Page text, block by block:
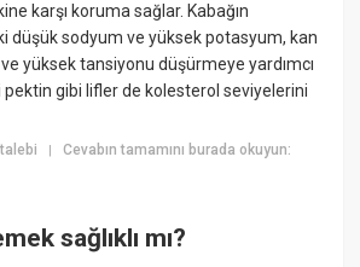
karşı koruma sağlar. Kabağın
düşük sodyum ve yüksek potasyum, kan
ve yüksek tansiyonu düşürmeye yardımcı
pektin gibi lifler de kolesterol seviyelerini
|Cevabın tamamını burada okuyun:
sağlıklı mı?